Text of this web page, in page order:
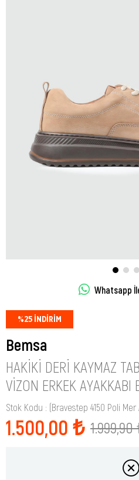
Whatsapp
%25 İNDIRIM
Bemsa
HAKIKI DERI KAYMAZ
VIZON ERKEK AYAKKABI
Stok Kodu (Bravestep 4150 Poli Mer
1.500,00 ₺